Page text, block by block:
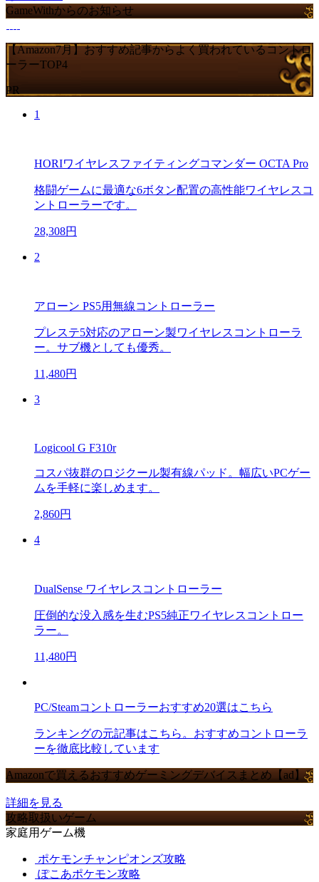
GameWithからのお知らせ
【Amazon7月】おすすめ記事からよく買われているコントロ
ーラーTOP4
PR
1
HORIワイヤレスファイティングコマンダー OCTA Pro
格闘ゲームに最適な6ボタン配置の高性能ワイヤレスコ
ントローラーです。
28,308円
2
アローン PS5用無線コントローラー
プレステ5対応のアローン製ワイヤレスコントローラ
ー。サブ機としても優秀。
11,480円
3
Logicool G F310r
コスパ抜群のロジクール製有線パッド。幅広いPCゲー
ムを手軽に楽しめます。
2,860円
4
DualSense ワイヤレスコントローラー
圧倒的な没入感を生むPS5純正ワイヤレスコントロー
ラー。
11,480円
PC/Steamコントローラーおすすめ20選はこちら
ランキングの元記事はこちら。おすすめコントローラ
ーを徹底比較しています
Amazonで買えるおすすめゲーミングデバイスまとめ【ad】
詳細を見る
攻略取扱いゲーム
家庭用ゲーム機
ポケモンチャンピオンズ攻略
ぽこあポケモン攻略